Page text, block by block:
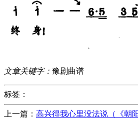
文章关键字： 豫剧曲谱
标签：
上一篇： 高兴得我心里没法说（《朝